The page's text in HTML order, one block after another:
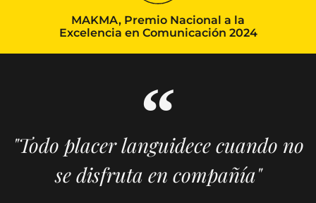
MAKMA, Premio Nacional a la
Excelencia en Comunicación 2024
"Todo placer languidece cuando no
se disfruta en compañía"